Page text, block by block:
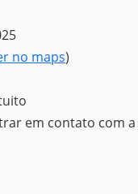
no maps)
em contato com